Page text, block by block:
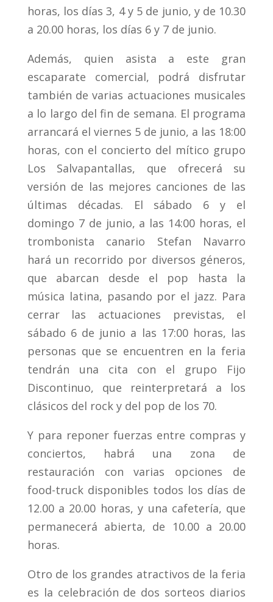
horas, los días 3, 4 y 5 de junio, y de 10.30
a 20.00 horas, los días 6 y 7 de junio.
Además, quien asista a este gran
escaparate comercial, podrá disfrutar
también de varias actuaciones musicales
a lo largo del fin de semana. El programa
arrancará el viernes 5 de junio, a las 18:00
horas, con el concierto del mítico grupo
Los Salvapantallas, que ofrecerá su
versión de las mejores canciones de las
últimas décadas. El sábado 6 y el
domingo 7 de junio, a las 14:00 horas, el
trombonista canario Stefan Navarro
hará un recorrido por diversos géneros,
que abarcan desde el pop hasta la
música latina, pasando por el jazz. Para
cerrar las actuaciones previstas, el
sábado 6 de junio a las 17:00 horas, las
personas que se encuentren en la feria
tendrán una cita con el grupo Fijo
Discontinuo, que reinterpretará a los
clásicos del rock y del pop de los 70.
Y para reponer fuerzas entre compras y
conciertos, habrá una zona de
restauración con varias opciones de
food-truck disponibles todos los días de
12.00 a 20.00 horas, y una cafetería, que
permanecerá abierta, de 10.00 a 20.00
horas.
Otro de los grandes atractivos de la feria
es la celebración de dos sorteos diarios